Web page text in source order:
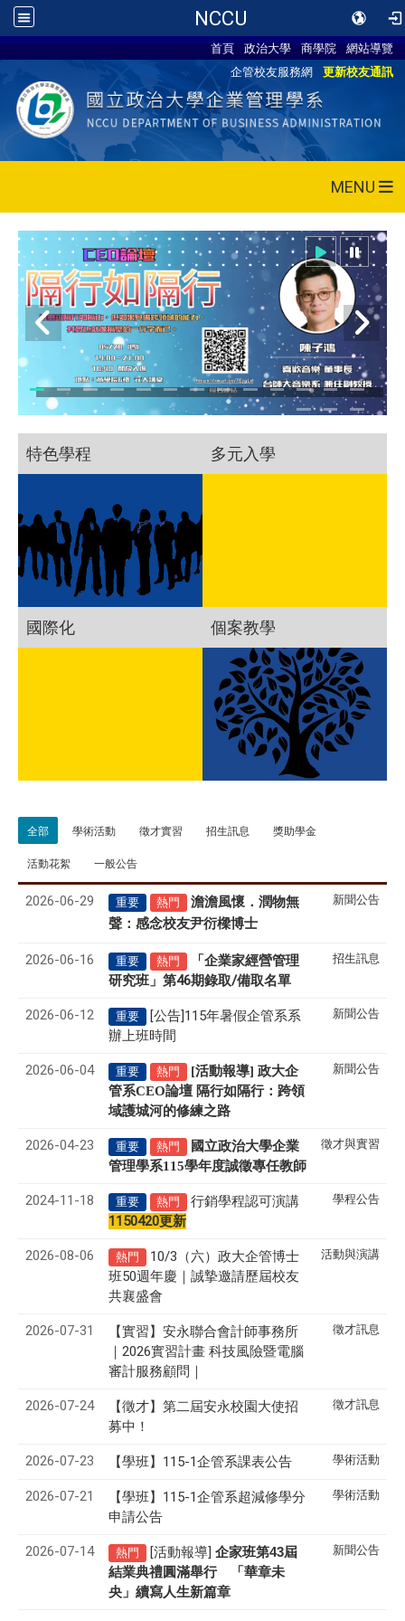
NCCU
首頁 政治大學 商學院
網站導覽
企管校友服務網
更新校友通訊
MENU
115/05/28 CEO論壇活動
特色學程 多元入學
國際化 個案教學
全部 學術活動 徵才實習 招生訊息 獎助學金
活動花絮 一般公告
2026-06-29 重要 熱門
澹澹風懷．潤物無
聲 ： 感念校友尹衍樑博士
新聞公告
2026-06-16 重要 熱門
「企業家經營管理
研究班」第46期錄取/備取名單
招生訊息
2026-06-12 重要
[公告]115年暑假企管系系
辦上班時間
新聞公告
2026-06-04 重要 熱門
[活動報導] 政大企
管系CEO論壇 隔行如隔行：跨領
域護城河的修練之路
新聞公告
2026-04-23 重要 熱門
國立政治大學企業
管理學系115學年度誠徵專任教師
徵才與實習
2024-11-18 重要 熱門
行銷學程認可演講
1150420更新
學程公告
2026-08-06 熱門
10/3（六）政大企管博士
班50週年慶｜誠摯邀請歷屆校友
共襄盛會
活動與演講
2026-07-31
【實習】安永聯合會計師事務所
｜2026實習計畫 科技風險暨電腦
審計服務顧問｜
徵才訊息
2026-07-24 【徵才】 第二屆安永校園大使招
募中！
徵才訊息
2026-07-23 【學班】115-1企管系課表公告 學術活動
2026-07-21
【學班】115-1企管系超減修學分
申請公告
學術活動
2026-07-14 熱門 [活動報導] 企家班第43屆
結業典禮圓滿舉行 「華章未
央」續寫人生新篇章
新聞公告